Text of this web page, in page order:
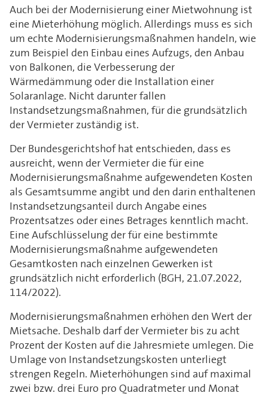
Auch bei der Modernisierung einer Mietwohnung ist
eine Mieterhöhung möglich. Allerdings muss es sich
um echte Modernisierungsmaßnahmen handeln, wie
zum Beispiel den Einbau eines Aufzugs, den Anbau
von Balkonen, die Verbesserung der
Wärmedämmung oder die Installation einer
Solaranlage. Nicht darunter fallen
Instandsetzungsmaßnahmen, für die grundsätzlich
der Vermieter zuständig ist.
Der Bundesgerichtshof hat entschieden, dass es
ausreicht, wenn der Vermieter die für eine
Modernisierungsmaßnahme aufgewendeten Kosten
als Gesamtsumme angibt und den darin enthaltenen
Instandsetzungsanteil durch Angabe eines
Prozentsatzes oder eines Betrages kenntlich macht.
Eine Aufschlüsselung der für eine bestimmte
Modernisierungsmaßnahme aufgewendeten
Gesamtkosten nach einzelnen Gewerken ist
grundsätzlich nicht erforderlich (BGH, 21.07.2022,
114/2022).
Modernisierungsmaßnahmen erhöhen den Wert der
Mietsache. Deshalb darf der Vermieter bis zu acht
Prozent der Kosten auf die Jahresmiete umlegen. Die
Umlage von Instandsetzungskosten unterliegt
strengen Regeln. Mieterhöhungen sind auf maximal
zwei bzw. drei Euro pro Quadratmeter und Monat